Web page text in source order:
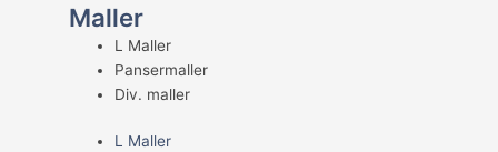
Maller
L Maller
Pansermaller
Div. maller
L Maller